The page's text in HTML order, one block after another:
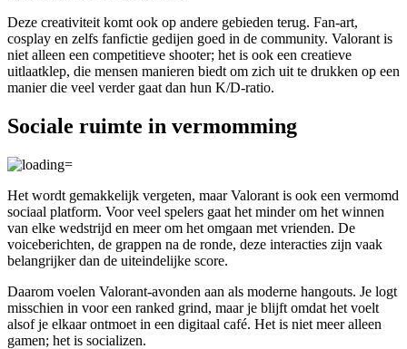
Deze creativiteit komt ook op andere gebieden terug. Fan-art,
cosplay en zelfs fanfictie gedijen goed in de community. Valorant is
niet alleen een competitieve shooter; het is ook een creatieve
uitlaatklep, die mensen manieren biedt om zich uit te drukken op een
manier die veel verder gaat dan hun K/D-ratio.
Sociale ruimte in vermomming
Het wordt gemakkelijk vergeten, maar Valorant is ook een vermomd
sociaal platform. Voor veel spelers gaat het minder om het winnen
van elke wedstrijd en meer om het omgaan met vrienden. De
voiceberichten, de grappen na de ronde, deze interacties zijn vaak
belangrijker dan de uiteindelijke score.
Daarom voelen Valorant-avonden aan als moderne hangouts. Je logt
misschien in voor een ranked grind, maar je blijft omdat het voelt
alsof je elkaar ontmoet in een digitaal café. Het is niet meer alleen
gamen; het is socializen.